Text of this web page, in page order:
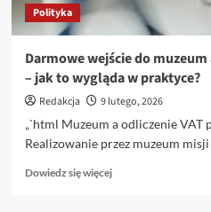
Polityka
Darmowe wejście do
– jak to wygląda w praktyce?
Redakcja
9 lutego, 2026
„`html Muzeum a odliczenie
Realizowanie przez muzeum
Dowiedz się więcejDowiedz